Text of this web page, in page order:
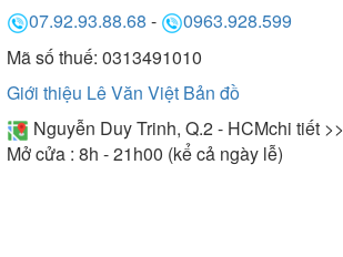
07.92.93.88.68 -
0963.928.599
Mã số thuế: 0313491010
Giới thiệu Lê Văn Việt Bản đồ
Nguyễn Duy Trinh, Q.2 - HCMchi tiết >>
Mở cửa : 8h - 21h00 (kể cả ngày lễ)